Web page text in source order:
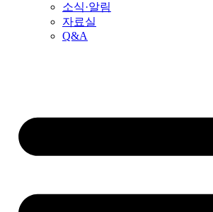
소식·알림
자료실
Q&A